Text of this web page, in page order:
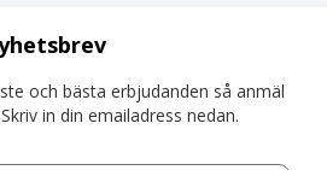
och bästa erbjudanden så anmäl
in din emailadress nedan.